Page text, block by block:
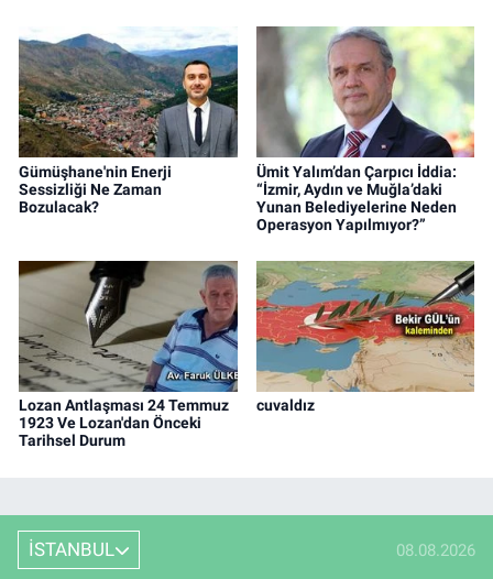
Gümüşhane'nin Enerji
Sessizliği Ne Zaman
Bozulacak?
Ümit Yalım’dan Çarpıcı İddia:
“İzmir, Aydın ve Muğla’daki
Yunan Belediyelerine Neden
Operasyon Yapılmıyor?”
Lozan Antlaşması 24 Temmuz
1923 Ve Lozan'dan Önceki
Tarihsel Durum
cuvaldız
İSTANBUL 08.08.2026